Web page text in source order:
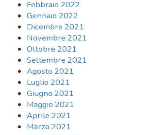
Febbraio 2022
Gennaio 2022
Dicembre 2021
Novembre 2021
Ottobre 2021
Settembre 2021
Agosto 2021
Luglio 2021
Giugno 2021
Maggio 2021
Aprile 2021
Marzo 2021